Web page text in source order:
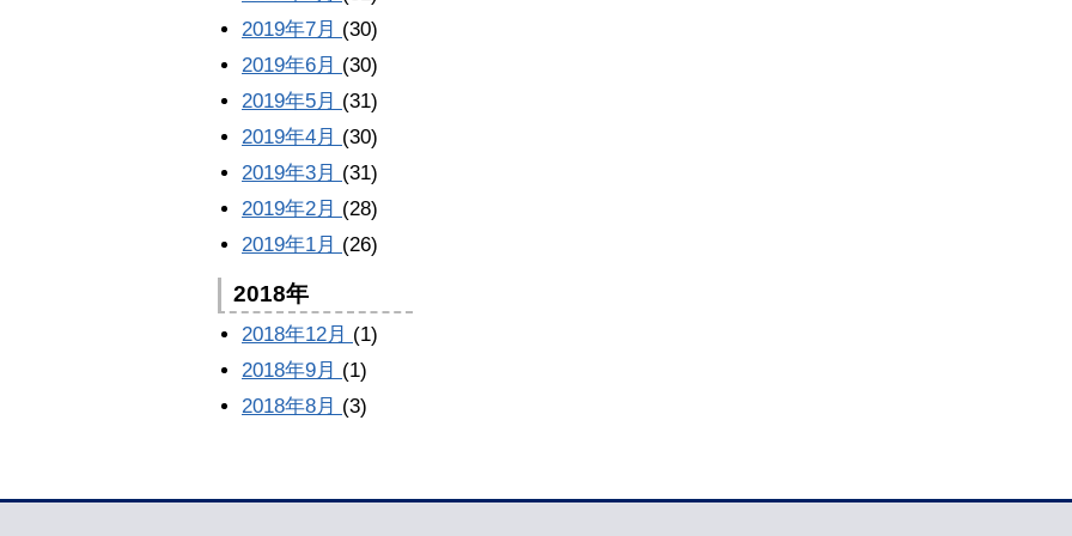
2019年7月 (30)
2019年6月 (30)
2019年5月 (31)
2019年4月 (30)
2019年3月 (31)
2019年2月 (28)
2019年1月 (26)
2018年
2018年12月 (1)
2018年9月 (1)
2018年8月 (3)